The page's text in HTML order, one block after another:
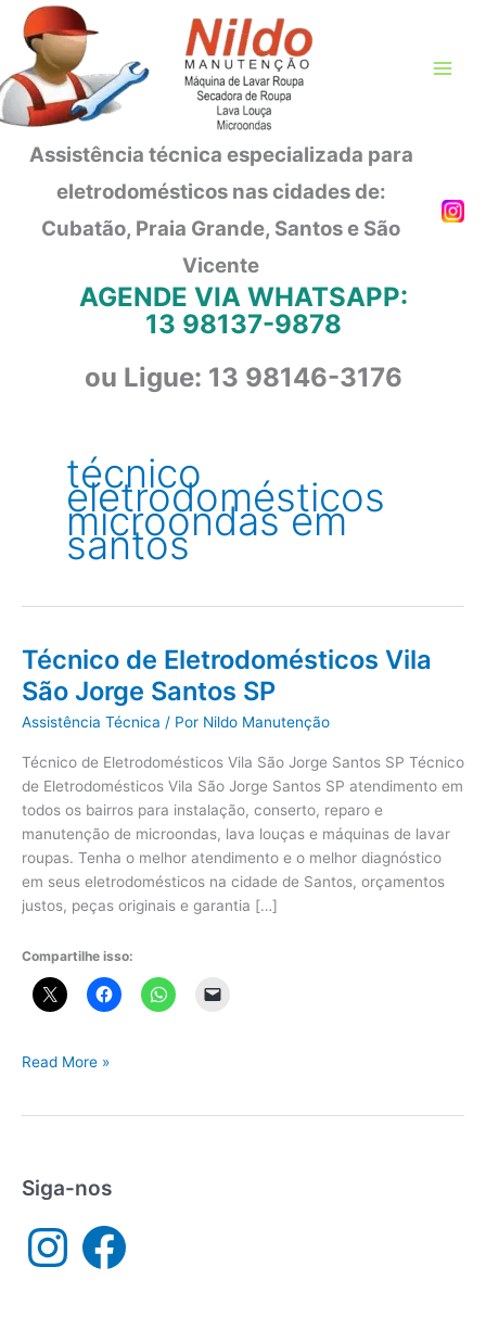
para
conteúdo
Assistência técnica especializada para
eletrodomésticos nas cidades de:
Cubatão, Praia Grande, Santos e São
Vicente
AGENDE VIA WHATSAPP:
13 98137-9878
ou Ligue: 13 98146-3176
técnico
eletrodomésticos
microondas em
santos
Técnico de Eletrodomésticos Vila
São Jorge Santos SP
Assistência Técnica / Por Nildo Manutenção
Técnico de Eletrodomésticos Vila São Jorge Santos SP Técnico
de Eletrodomésticos Vila São Jorge Santos SP atendimento em
todos os bairros para instalação, conserto, reparo e
manutenção de microondas, lava louças e máquinas de lavar
roupas. Tenha o melhor atendimento e o melhor diagnóstico
em seus eletrodomésticos na cidade de Santos, orçamentos
justos, peças originais e garantia […]
Compartilhe isso:
Técnico
Jorge
Santos
SP
Read More »
Siga-nos
n
a
c